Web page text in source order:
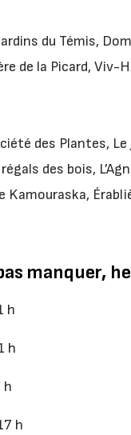
du Témis,
de la Picard, Viv-
des Plantes,
des bois,
Kamouraska,
manquer,
h
h
h